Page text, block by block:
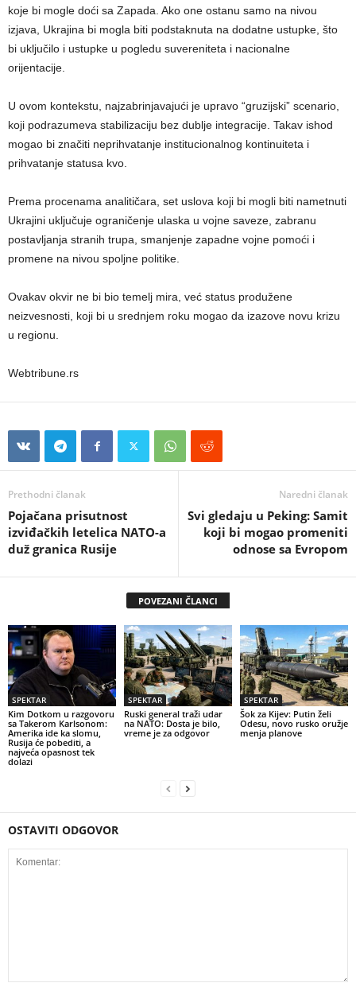
koje bi mogle doći sa Zapada. Ako one ostanu samo na nivou
izjava, Ukrajina bi mogla biti podstaknuta na dodatne ustupke, što
bi uključilo i ustupke u pogledu suvereniteta i nacionalne
orijentacije.
U ovom kontekstu, najzabrinjavajući je upravo “gruzijski” scenario,
koji podrazumeva stabilizaciju bez dublje integracije. Takav ishod
mogao bi značiti neprihvatanje institucionalnog kontinuiteta i
prihvatanje statusa kvo.
Prema procenama analitičara, set uslova koji bi mogli biti nametnuti
Ukrajini uključuje ograničenje ulaska u vojne saveze, zabranu
postavljanja stranih trupa, smanjenje zapadne vojne pomoći i
promene na nivou spoljne politike.
Ovakav okvir ne bi bio temelj mira, već status produžene
neizvesnosti, koji bi u srednjem roku mogao da izazove novu krizu
u regionu.
Webtribune.rs
Prethodni članak
Pojačana prisutnost
izviđačkih letelica NATO-a
duž granica Rusije
Naredni članak
Svi gledaju u Peking: Samit
koji bi mogao promeniti
odnose sa Evropom
POVEZANI ČLANCI
SPEKTAR
Kim Dotkom u razgovoru
sa Takerom Karlsonom:
Amerika ide ka slomu,
Rusija će pobediti, a
najveća opasnost tek
dolazi
SPEKTAR
Ruski general traži udar
na NATO: Dosta je bilo,
vreme je za odgovor
SPEKTAR
Šok za Kijev: Putin želi
Odesu, novo rusko oružje
menja planove
OSTAVITI ODGOVOR